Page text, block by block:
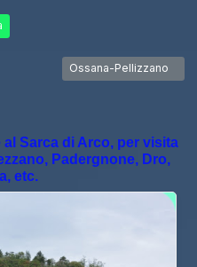
ad ArnagoArticolo successivo:
Ossana-Pellizzano
Sarca di Arco, per visita
Padergnone, Dro,
etc.